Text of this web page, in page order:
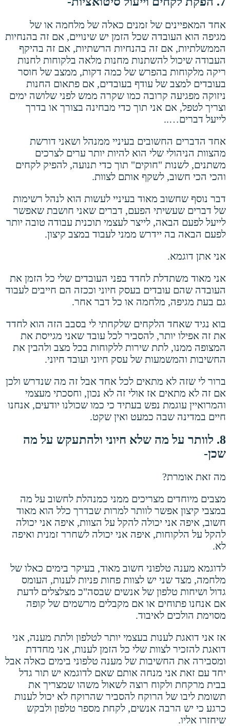
אחד המאפיינים של זמנים כאלה של מלחמה או של
מגיפה הוא העובדה שכל הזמן יש שינויים, אם זה בהנחיות
הממשלתיות, אם זה בהנחיות הרשתיות, אם זה בהיקף
העבודה שיכול להשתנות מחנות מלאה בלקוחות לחנות
ריקה מלקוחות בהפרש של כמה דקות, ממצב של חוסר
בעובדים למצב של עודף בעובדים, אם פתאום החנות
ניזוקה מפגיעה קרובה כמו שקרה ממש לפני שלושה ימים
וצריך לטפל, אם אני תוך כדי מבחינה בצורך או בדרך
לייעל דברים…..
אחד הדברים החשובים בעיניי ממנהל ושאני דורשת
מהצוות הניהולי שלי הוא להיות יותר ערים לצרכים
משתנים, לשנות "חוקים" תוך כדי תנועה, להפיק לקחים
והכי הכי חשוב, לשקף אותם לצוות.
דבר נוסף שחשוב מאוד בעיניי לעשות הוא לנהל רשימות
של דברים שעשיתי הפעם, דברים שאני חושבת שאפשר
לייעל לפעם הבאה, לייצר לעצמי תוכנית עבודה טובה יותר
לפעם הבאה בה יידרש ממני לעבוד במצב קיצון.
אני אתן דוגמא.
אני מאוד משתדלת לחדד בפני העובדים שלי כל הזמן את
העובדה שהם עובדים בעסק חיוני וככזה הם חייבים לעבוד
גם בעת מגיפה, מלחמה או כל דבר אחר.
בוא נגיד שאחד הלקחים שלקחתי לי בסבב הזה הוא לחדד
את זה אפילו יותר, להסביר לכל עובד שאני מגייסת את
המצופה ממנו, לתת שירות ללקוחות בכל מצב ולהבין את
החשיבות והמשמעות של עסק חיוני ועובד חיוני.
ברור לי שזה לא מתאים לכל אחד אבל זה מה שנדרש ולכן
אם זה לא מתאים אז אולי זה לא נכון, וחסכתי מעצמי
והמרואיין עוגמת נפש בעתיד כי כמו שכולנו יודעים, אנחנו
חיים במדינה שבה כמעט ואין שקט.
8. לוותר על מה שלא חיוני ולהתעקש על מה
שכן-
מה זאת אומרת?
מצבים מיוחדים מצריכים ממני כמנהלת לחשוב על מה
במצבי קיצון אפשר לוותר למרות שבדרך כלל הוא מאוד
חשוב, איפה אני יכולה להקל על הצוות, איפה אני יכולה
להקל על הלקוחות, איפה אני יכולה לשחרר זמנית ואיפה
לא.
לדוגמא מענה טלפוני חשוב מאוד, בעיקר בימים כאלו של
מלחמה, מצד שני יש לצוות פחות פניות לענות, העומס
גדול ושיחות טלפון של אנשים שבסה"כ מצלצלים לדעת
אם אנחנו פתוחים או אם מקבלים מרשמים של קופה
מסוימת הולכים לאיבוד.
אז אני דואגת לענות בעצמי יותר לטלפון ולתת מענה, אני
דואגת להזכיר לצוות שלי כל הזמן לענות, אני מחדדת
ומסבירה את החשיבות של מענה טלפוני בימים כאלה אבל
יחד עם זאת אני מנחה אותם שאם לדוגמא יש תור גדל
בבית מרקחת ולקוח רוצה לשאול משהו שמצריך את
תשומת ליבו של הרוקח להסביר שהרוקח לא יכול לענות
כרגע כי יש הרבה אנשים, לקחת מספר טלפון ולבקש
שיחזרו אליו.